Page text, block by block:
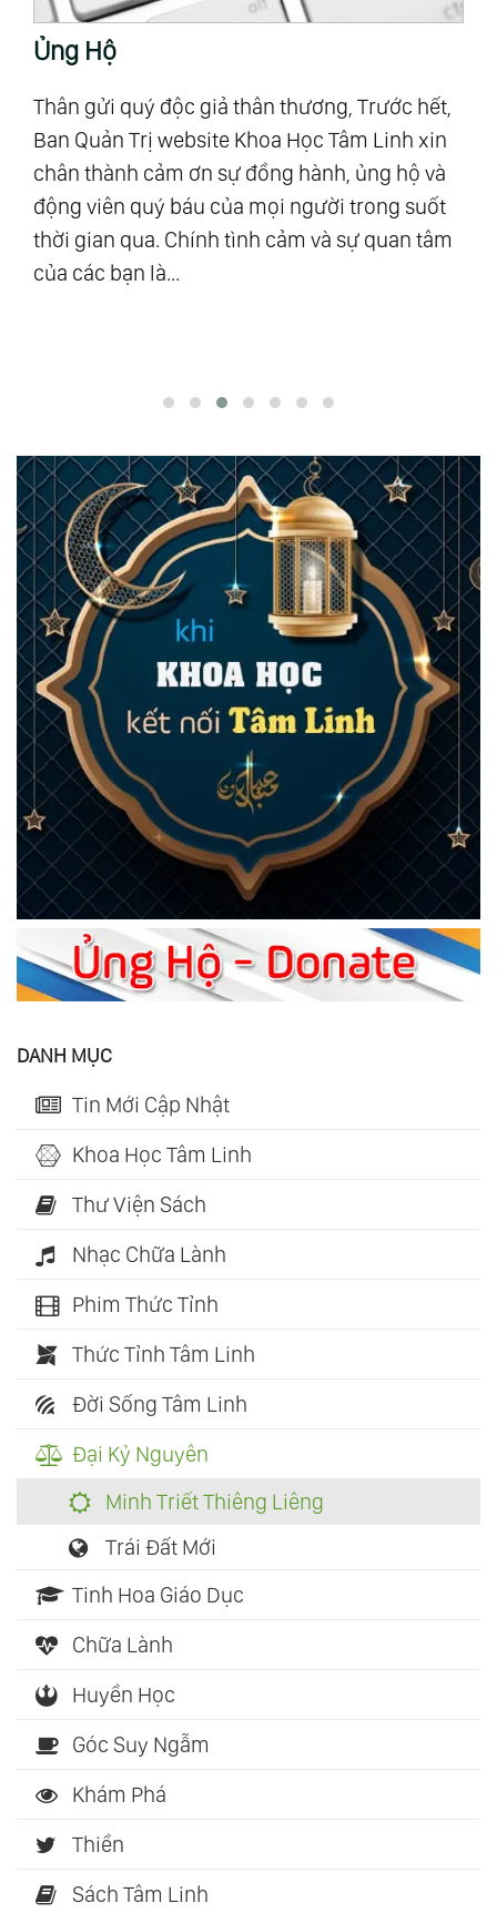
Ủng Hộ
Thân gửi quý độc giả thân thương, Trước hết,
Ban Quản Trị website Khoa Học Tâm Linh xin
chân thành cảm ơn sự đồng hành, ủng hộ và
động viên quý báu của mọi người trong suốt
thời gian qua. Chính tình cảm và sự quan tâm
của các bạn là...
DANH MỤC
Tin Mới Cập Nhật
Khoa Học Tâm Linh
Thư Viện Sách
Nhạc Chữa Lành
Phim Thức Tỉnh
Thức Tỉnh Tâm Linh
Đời Sống Tâm Linh
Đại Kỷ Nguyên
Minh Triết Thiêng Liêng
Trái Đất Mới
Tinh Hoa Giáo Dục
Chữa Lành
Huyền Học
Góc Suy Ngẫm
Khám Phá
Thiền
Sách Tâm Linh